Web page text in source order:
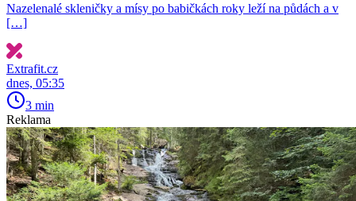
Nazelenalé skleničky a mísy po babičkách roky leží na půdách a v
[…]
Extrafit.cz
dnes, 05:35
3 min
Reklama